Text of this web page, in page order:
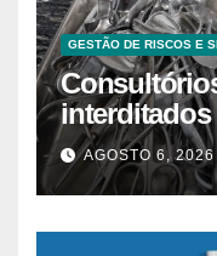
GESTÃO DE RISCOS E
interditados
superam
AGOSTO 6, 2026